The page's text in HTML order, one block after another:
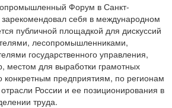
Форум в Санкт-
себя в международном
публичной площадкой для дискуссий
лесопромышленниками,
государственного управления,
местом для выработки грамотных
конкретным предприятиям, по регионам
России и ее позиционирования в
труда.